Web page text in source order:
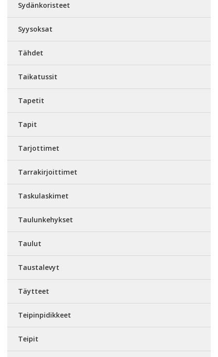
Sydänkoristeet
Syysoksat
Tähdet
Taikatussit
Tapetit
Tapit
Tarjottimet
Tarrakirjoittimet
Taskulaskimet
Taulunkehykset
Taulut
Taustalevyt
Täytteet
Teipinpidikkeet
Teipit